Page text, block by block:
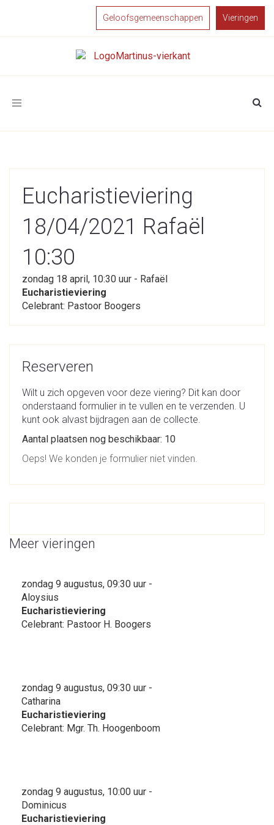
Geloofsgemeenschappen Vieringen
Toggle
Eucharistieviering
18/04/2021 Rafaël
10:30
zondag 18 april, 10:30 uur - Rafaël
Eucharistieviering
Celebrant: Pastoor Boogers
Reserveren
Wilt u zich opgeven voor deze viering? Dit kan door
onderstaand formulier in te vullen en te verzenden. U
kunt ook alvast bijdragen aan de collecte.
Aantal plaatsen nog beschikbaar: 10
Oeps! We konden je formulier niet vinden.
Meer vieringen
zondag 9 augustus, 09:30 uur -
Aloysius
Eucharistieviering
Celebrant: Pastoor H. Boogers
zondag 9 augustus, 09:30 uur -
Catharina
Eucharistieviering
Celebrant: Mgr. Th. Hoogenboom
zondag 9 augustus, 10:00 uur -
Dominicus
Eucharistieviering